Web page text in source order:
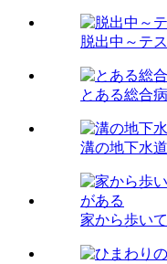
脱出中～テ
とある総合
溝の地下水道
家から歩い